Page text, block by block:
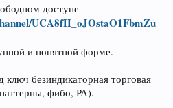
доступе
UCA8fH_oJOstaO1FbmZu
и понятной форме.
безиндикаторная торговая
фибо, РА).